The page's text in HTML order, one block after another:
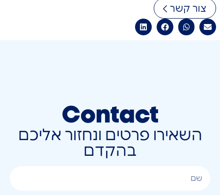
צור קשר
Contact
השאירו פרטים ונחזור אליכם
בהקדם